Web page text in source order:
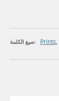
صيغ الكلمة: Prints,